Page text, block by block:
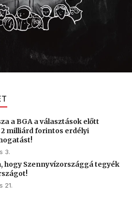
a BGA a választások előtt
milliárd forintos erdélyi
3.
hogy Szennyvízországgá tegyék
21.